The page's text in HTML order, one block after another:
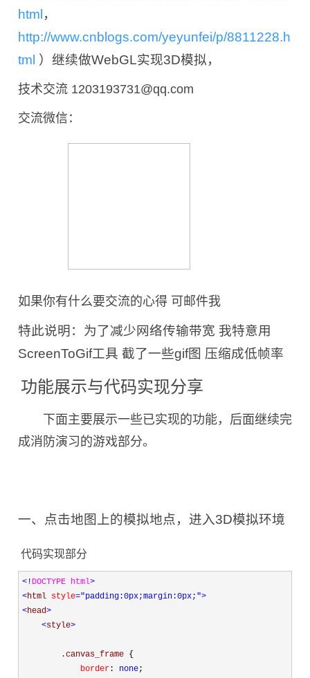
html ，
http://www.cnblogs.com/yeyunfei/p/8811228.h
tml ）继续做WebGL实现3D模拟，
技术交流 1203193731@qq.com
交流微信：
如果你有什么要交流的心得 可邮件我
特此说明：为了减少网络传输带宽 我特意用
ScreenToGif工具 截了一些gif图 压缩成低帧率
功能展示与代码实现分享
下面主要展示一些已实现的功能，后面继续完
成消防演习的游戏部分。
一、点击地图上的模拟地点，进入3D模拟环境
代码实现部分
<! DOCTYPE html>
<html style="padding:0px;margin:0px;">
<head>
<style>
        .canvas_frame
{
            border
: none;